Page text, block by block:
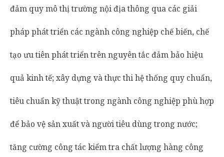
đảm quy mô thị trường nội địa thông qua các giải
pháp phát triển các ngành công nghiệp chế biến, chế
tạo ưu tiên phát triển trên nguyên tắc đảm bảo hiệu
quả kinh tế; xây dựng và thực thi hệ thống quy chuẩn,
tiêu chuẩn kỹ thuật trong ngành công nghiệp phù hợp
để bảo vệ sản xuất và người tiêu dùng trong nước;
tăng cường công tác kiểm tra chất lượng hàng công